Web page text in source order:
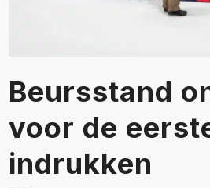
Beursstand
voor de
indrukken